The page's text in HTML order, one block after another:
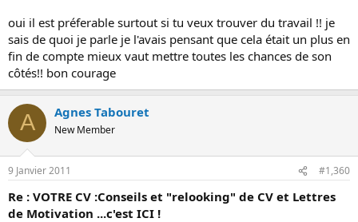
oui il est préferable surtout si tu veux trouver du travail !! je
sais de quoi je parle je l'avais pensant que cela était un plus en
fin de compte mieux vaut mettre toutes les chances de son
côtés!! bon courage
A Agnes Tabouret
New Member
9 Janvier 2011 #1,360
Re : VOTRE CV :Conseils et "relooking" de CV et Lettres
de Motivation ...c'est ICI !